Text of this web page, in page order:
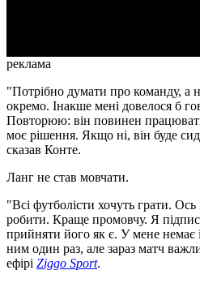
реклама
"Потрібно думати про команду, а
окремо. Інакше мені довелося б
Повторюю: він повинен
моє рішення. Якщо ні, він буде
сказав Конте.
Ланг не став мовчати.
"Всі футболісти хочуть грати.
робити. Краще промовчу. Я
прийняти його як є. У мене немає
ним один раз, але зараз матч
ефірі Ziggo Sport.